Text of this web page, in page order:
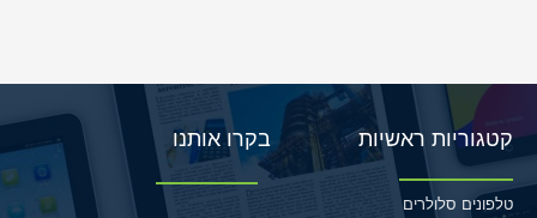
קטגוריות ראשיות
טלפונים סלולרים
בקרו אותנו